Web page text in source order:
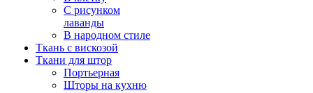
С рисунком
лаванды
В народном стиле
Ткань с вискозой
Ткани для штор
Портьерная
Шторы на кухню